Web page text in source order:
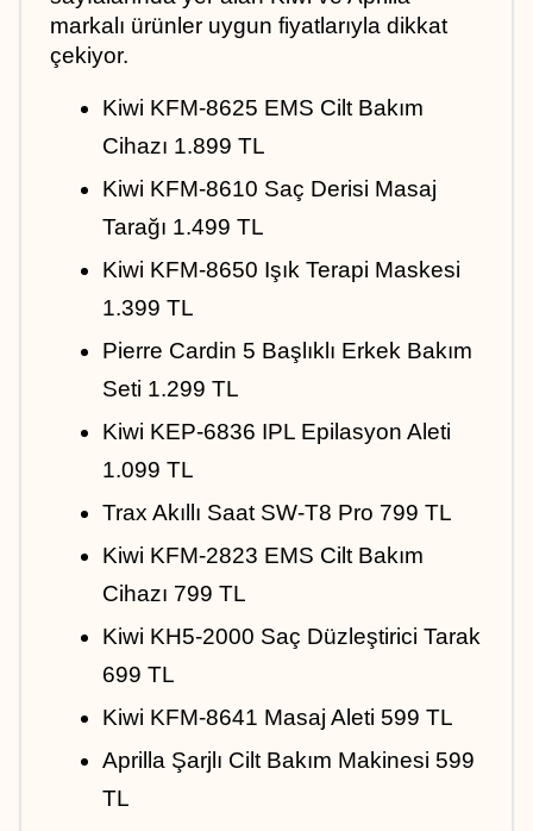
markalı ürünler uygun fiyatlarıyla dikkat
çekiyor.
Kiwi KFM-8625 EMS Cilt Bakım
Cihazı 1.899 TL
Kiwi KFM-8610 Saç Derisi Masaj
Tarağı 1.499 TL
Kiwi KFM-8650 Işık Terapi Maskesi
1.399 TL
Pierre Cardin 5 Başlıklı Erkek Bakım
Seti 1.299 TL
Kiwi KEP-6836 IPL Epilasyon Aleti
1.099 TL
Trax Akıllı Saat SW-T8 Pro 799 TL
Kiwi KFM-2823 EMS Cilt Bakım
Cihazı 799 TL
Kiwi KH5-2000 Saç Düzleştirici Tarak
699 TL
Kiwi KFM-8641 Masaj Aleti 599 TL
Aprilla Şarjlı Cilt Bakım Makinesi 599
TL